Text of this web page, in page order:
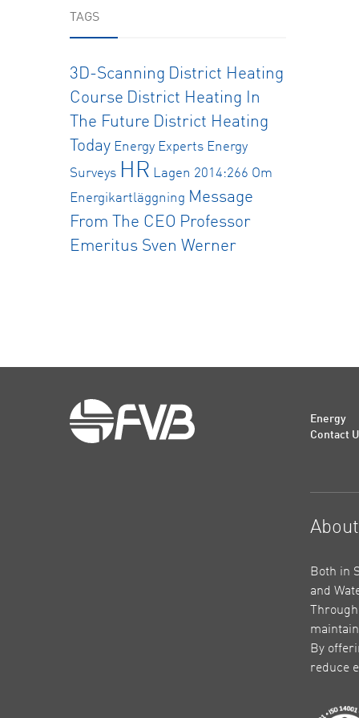
TAGS
3D-Scanning District Heating
Course District Heating In
The Future District Heating
Today Energy Experts Energy
Surveys HR Lagen 2014:266 Om
Energikartläggning Message
From The CEO Professor
Emeritus Sven Werner
Energy
Contact
Both in
and
By
reduce